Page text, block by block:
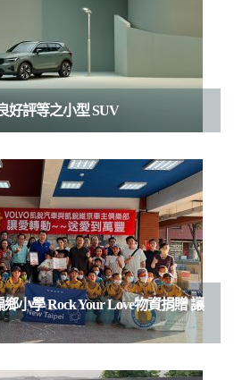
好評等之小型 SUV
小學 Rock Your Love物資捐贈 讓